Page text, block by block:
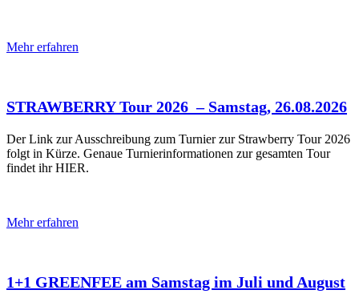
Mehr erfahren
STRAWBERRY Tour 2026 – Samstag, 26.08.2026
Der Link zur Ausschreibung zum Turnier zur Strawberry Tour 2026
folgt in Kürze. Genaue Turnierinformationen zur gesamten Tour
findet ihr HIER.
Mehr erfahren
1+1 GREENFEE am Samstag im Juli und August